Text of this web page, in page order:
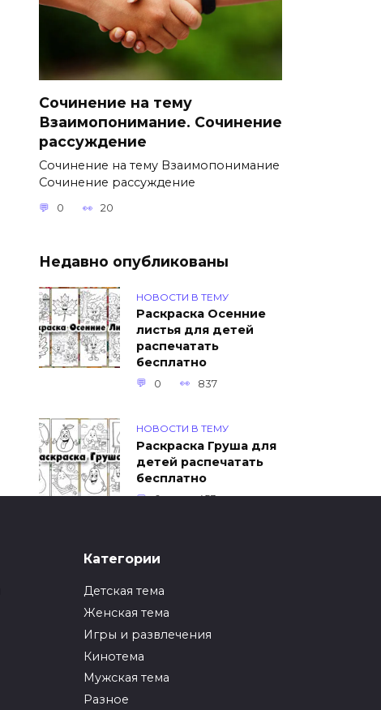
Сочинение на тему
Взаимопонимание. Сочинение
рассуждение
Сочинение на тему Взаимопонимание
Сочинение рассуждение
0 20
Недавно опубликованы
НОВОСТИ В ТЕМУ
Раскраска Осенние
листья для детей
распечатать
бесплатно
0 837
НОВОСТИ В ТЕМУ
Раскраска Груша для
детей распечатать
бесплатно
0 453
Как упаковать вещи
0
Как вырастить ананас
из верхушки в
Категории
Детская тема
Женская тема
Игры и развлечения
Кинотема
Мужская тема
Разное